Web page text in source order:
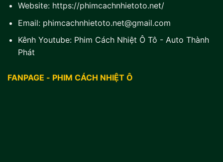
Website: https://phimcachnhietoto.net/
Email: phimcachnhietoto.net@gmail.com
Kênh Youtube: Phim Cách Nhiệt Ô Tô - Auto Thành
Phát
FANPAGE - PHIM CÁCH NHIỆT Ô